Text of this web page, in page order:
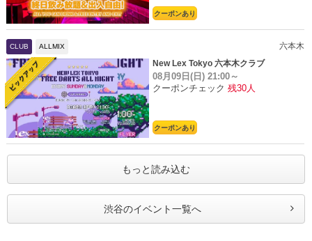
クーポンあり
CLUB ALLMIX
六本木
New Lex Tokyo 六本木クラブ
08月09日(日) 21:00～
クーポンチェック 残30人
クーポンあり
もっと読み込む
渋谷のイベント一覧へ